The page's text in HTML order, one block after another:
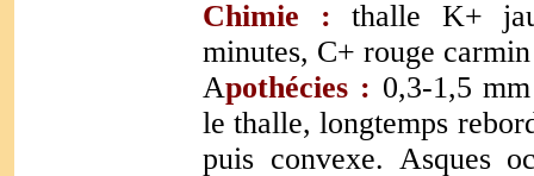
Chimie : thalle K+
minutes, C+ rouge
Apothécies : 0,3-1,5
le thalle, longtemps
puis convexe. Asques